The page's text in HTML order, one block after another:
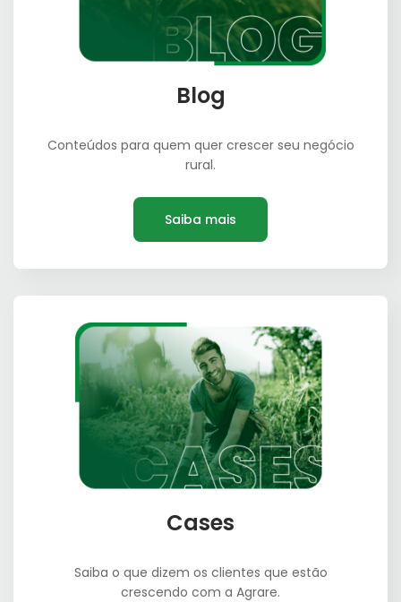
Blog
Conteúdos para quem quer crescer seu negócio
rural.
Saiba mais
Cases
Saiba o que dizem os clientes que estão
crescendo com a Agrare.